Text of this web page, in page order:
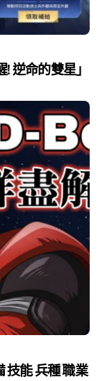
逆命的雙星」
技能 兵種 職業